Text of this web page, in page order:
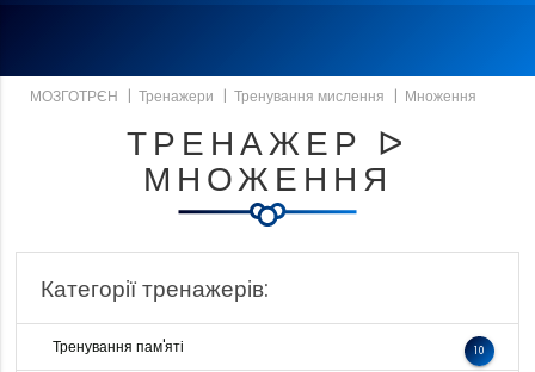
ТРЕНАЖЕР ᐅ
МНОЖЕННЯ
МОЗГОТРЄН | Тренажери | Тренування мислення | Множення
Категорії тренажерів:
Тренування пам'яті 10